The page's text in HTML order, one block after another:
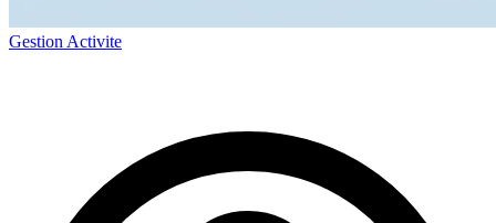
Gestion Activite